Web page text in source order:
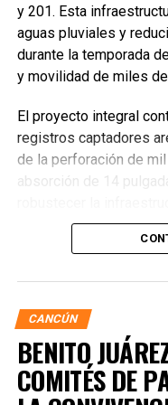
y 201. Esta
aguas pluviales y
durante la temporada
y movilidad de miles
El proyecto integral
registros captadores
de la perforación de
absorción de 14
de la ciudad. La
Municipal, Landy
vialidades donde se
CANCÚN
BENITO
COMITÉS DE